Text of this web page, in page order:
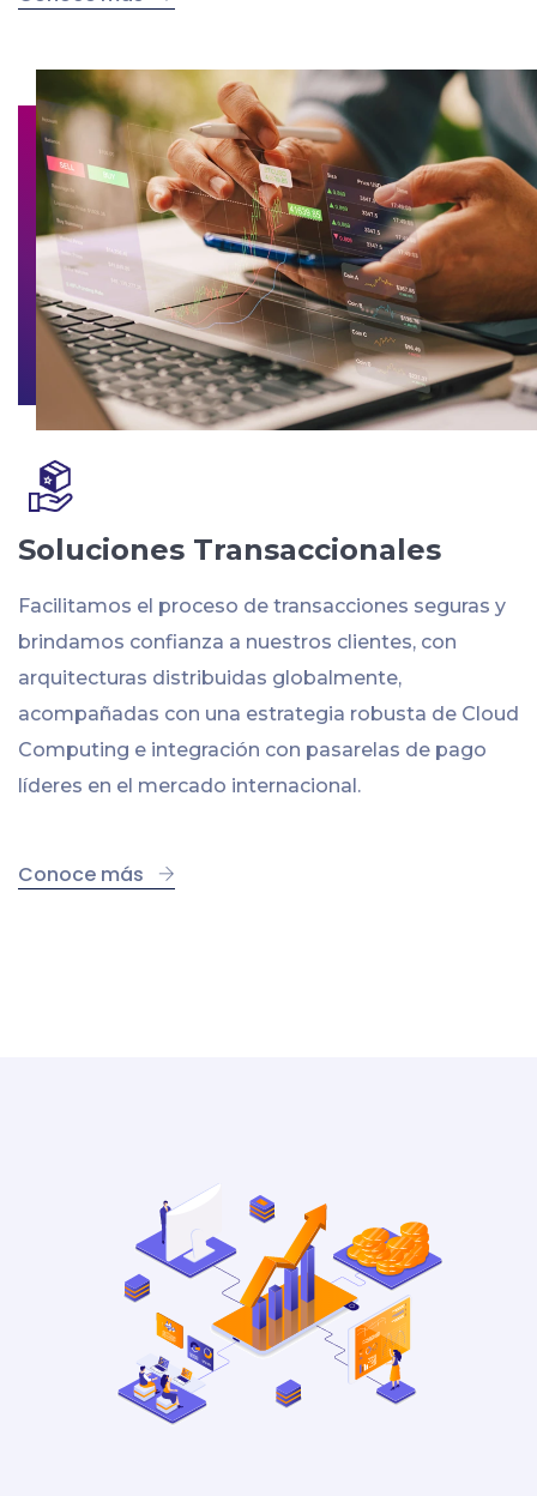
Soluciones Transaccionales
Facilitamos el proceso de transacciones seguras y
brindamos confianza a nuestros clientes, con
arquitecturas distribuidas globalmente,
acompañadas con una estrategia robusta de Cloud
Computing e integración con pasarelas de pago
líderes en el mercado internacional.
Conoce más